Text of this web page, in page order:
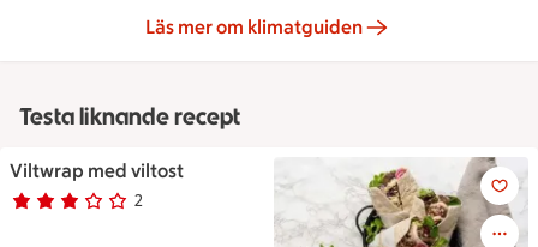
Läs mer om klimatguiden
Testa liknande recept
Viltwrap med viltost
Betyg 3 av 5.
2
2 personer har röstat
Viltwrap med viltost